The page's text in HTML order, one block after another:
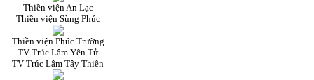
Thiền viện An Lạc
Thiền viện Sùng Phúc
Thiền viện Phúc Trường
TV Trúc Lâm Yên Tử
TV Trúc Lâm Tây Thiên